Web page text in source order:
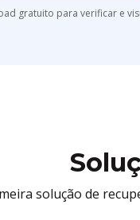
gratuito para verificar e
solução de